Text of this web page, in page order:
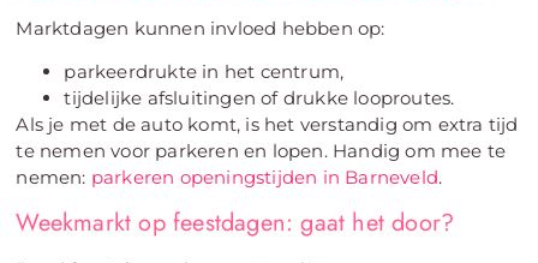
Marktdagen kunnen invloed hebben op:
parkeerdrukte in het centrum,
tijdelijke afsluitingen of drukke looproutes.
Als je met de auto komt, is het verstandig om extra tijd
te nemen voor parkeren en lopen. Handig om mee te
nemen: parkeren openingstijden in Barneveld.
Weekmarkt op feestdagen: gaat het door?